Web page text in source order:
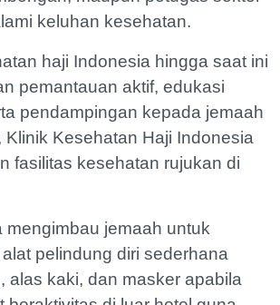
keluhan kesehatan.
haji Indonesia hingga saat ini
pemantauan aktif, edukasi
pendampingan kepada jemaah
Klinik Kesehatan Haji Indonesia
fasilitas kesehatan rujukan di
mengimbau jemaah untuk
pelindung diri sederhana
alas kaki, dan masker apabila